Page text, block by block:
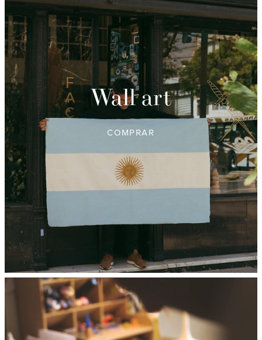
Wall art
COMPRAR